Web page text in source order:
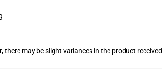
may be slight variances in the product received